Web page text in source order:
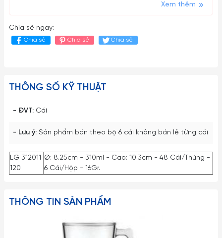
Xem thêm
Chia sẻ ngay:
Chia sẻ Chia sẻ Chia sẻ
THÔNG SỐ KỸ THUẬT
- ĐVT: Cái
- Lưu ý: Sản phẩm bán theo bộ 6 cái không bán lẻ từng cái
LG 312011
120
Ø: 8.25cm - 310ml - Cao: 10.3cm - 48 Cái/Thùng -
6 Cái/Hộp - 16Gr.
THÔNG TIN SẢN PHẨM